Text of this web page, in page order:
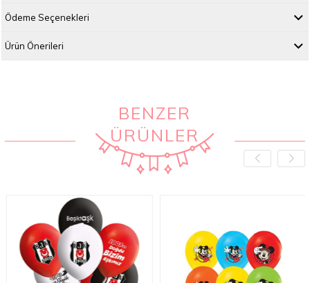
Ödeme Seçenekleri
Ürün Önerileri
BENZER
ÜRÜNLER